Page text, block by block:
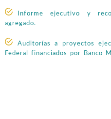
Informe ejecutivo y
agregado.
Auditorías a proyectos
Federal financiados por Banco